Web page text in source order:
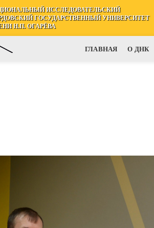
ИССЛЕДОВАТЕЛЬСКИЙ
ГОСУДАРСТВЕННЫЙ УНИВЕРСИТЕТ
Н.П. ОГАРЁВА
ГЛАВНАЯ О ДНК